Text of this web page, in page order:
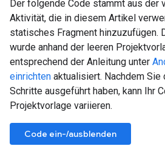
Der folgende Code stammt aus der
Aktivität, die in diesem Artikel
statisches Fragment hinzuzufügen.
wurde anhand der leeren
entsprechend der Anleitung unter
einrichten aktualisiert. Nachdem
Schritte ausgeführt haben, kann Ihr
Projektvorlage variieren.
Code ein-/ausblenden